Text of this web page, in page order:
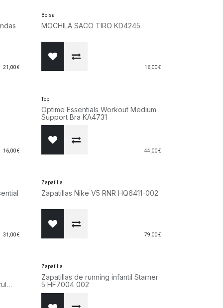
21,00€
Bolsa
MOCHILA SACO TIRO KD4245
16,00€
16,00€
Top
Optime Essentials Workout Medium
Support Bra KA4731
44,00€
31,00€
Zapatilla
Zapatillas Nike V5 RNR HQ6411-002
79,00€
Zapatilla
Zapatillas de running infantil Starner
5 HF7004 002